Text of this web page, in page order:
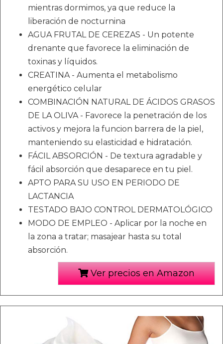
mientras dormimos, ya que reduce la
liberación de nocturnina
AGUA FRUTAL DE CEREZAS - Un potente
drenante que favorece la eliminación de
toxinas y líquidos.
CREATINA - Aumenta el metabolismo
energético celular
COMBINACIÓN NATURAL DE ÁCIDOS GRASOS
DE LA OLIVA - Favorece la penetración de los
activos y mejora la funcion barrera de la piel,
manteniendo su elasticidad e hidratación.
FÁCIL ABSORCIÓN - De textura agradable y
fácil absorción que desaparece en tu piel.
APTO PARA SU USO EN PERIODO DE
LACTANCIA
TESTADO BAJO CONTROL DERMATOLÓGICO
MODO DE EMPLEO - Aplicar por la noche en
la zona a tratar; masajear hasta su total
absorción.
Ver precios en Amazon